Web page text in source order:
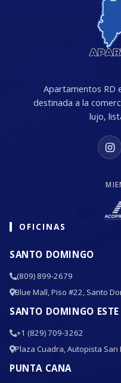
Apartamentos RD
destinada a la
lujo,
OFICINAS
SANTO DOMINGO
(809) 899-2679
Blue Mall, Piso #22, Santo
SANTO DOMINGO ESTE
+1 (829) 709-3262
Plaza Cuadra, Autopista San
PUNTA CANA